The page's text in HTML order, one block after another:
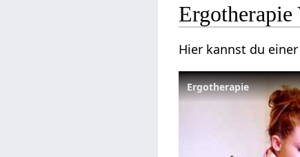
Ergotherapie
Hier kannst du
Ergotherapie